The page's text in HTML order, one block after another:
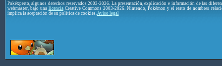
Pokéxperto, algunos derechos reservados 2003-2026. La presentación, explicación e información de las
webmaster, bajo una licenciaCreative Commons 2003-2026. Nintendo, Pokémon y el resto de nombres
implica la aceptación de su política de cookies. Aviso legal